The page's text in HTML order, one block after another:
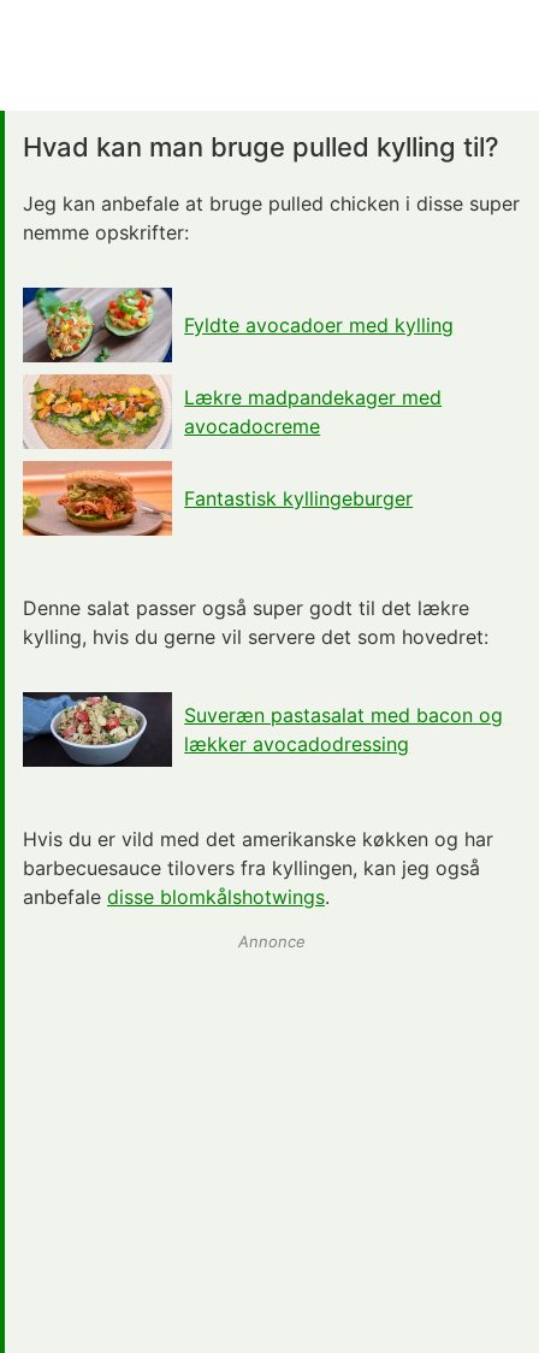
Hvad kan man bruge pulled kylling til?
Jeg kan anbefale at bruge pulled chicken i disse super
nemme opskrifter:
Fyldte avocadoer med kylling
Lækre madpandekager med
avocadocreme
Fantastisk kyllingeburger
Denne salat passer også super godt til det lækre
kylling, hvis du gerne vil servere det som hovedret:
Suveræn pastasalat med bacon og
lækker avocadodressing
Hvis du er vild med det amerikanske køkken og har
barbecuesauce tilovers fra kyllingen, kan jeg også
anbefale disse blomkålshotwings.
Annonce